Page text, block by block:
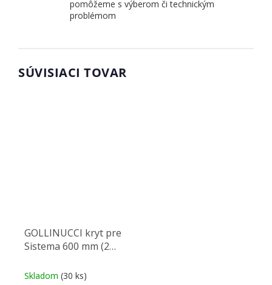
pomôžeme s výberom či technickým
problémom
SÚVISIACI TOVAR
GOLLINUCCI kryt pre
Sistema 600 mm (2
Skladom (30 ks)